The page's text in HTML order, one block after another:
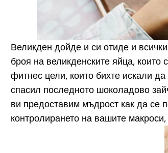
Великден дойде и си отиде и
броя на великденските яйца,
фитнес цели, които бихте искали да
спасил последното шоколадово
ви предоставим мъдрост как да се
контролирането на вашите